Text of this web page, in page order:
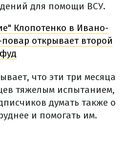
для помощи ВСУ.
Клопотенко в Ивано-
открывает второй
что эти три месяца
тяжелым испытанием,
думать также о
и помогать им.